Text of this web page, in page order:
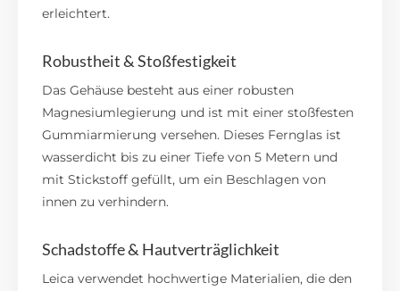
erleichtert.
Robustheit & Stoßfestigkeit
Das Gehäuse besteht aus einer robusten
Magnesiumlegierung und ist mit einer stoßfesten
Gummiarmierung versehen. Dieses Fernglas ist
wasserdicht bis zu einer Tiefe von 5 Metern und
mit Stickstoff gefüllt, um ein Beschlagen von
innen zu verhindern.
Schadstoffe & Hautverträglichkeit
Leica verwendet hochwertige Materialien, die den